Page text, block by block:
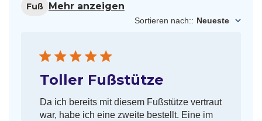
Fuß Mehr anzeigen
Sortieren nach:: Neueste
Toller Fußstütze
Da ich bereits mit diesem Fußstütze vertraut
war, habe ich eine zweite bestellt. Eine im